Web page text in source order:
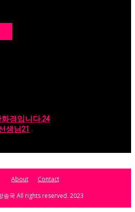
경입니다.24
생님21
About
Contact
송국 All rights reserved. 2023